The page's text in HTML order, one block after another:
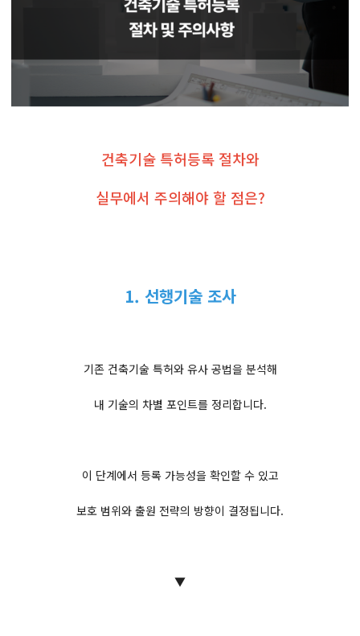
건축기술 특허등록 절차와
실무에서 주의해야 할 점은?
1. 선행기술 조사
기존 건축기술 특허와 유사 공법을 분석해
내 기술의 차별 포인트를 정리합니다.
이 단계에서 등록 가능성을 확인할 수 있고
보호 범위와 출원 전략의 방향이 결정됩니다.
▼